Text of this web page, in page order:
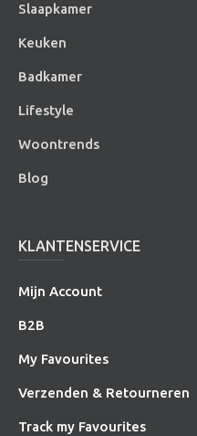
Slaapkamer
Keuken
Badkamer
Lifestyle
Woontrends
Blog
KLANTENSERVICE
Mijn Account
B2B
My Favourites
Verzenden & Retourneren
Track my Favourites